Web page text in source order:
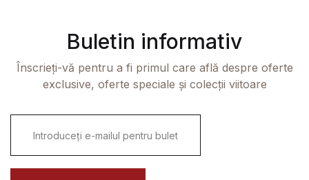
Buletin informativ
Înscrieți-vă pentru a fi primul care află despre oferte
exclusive, oferte speciale și colecții viitoare
i
l